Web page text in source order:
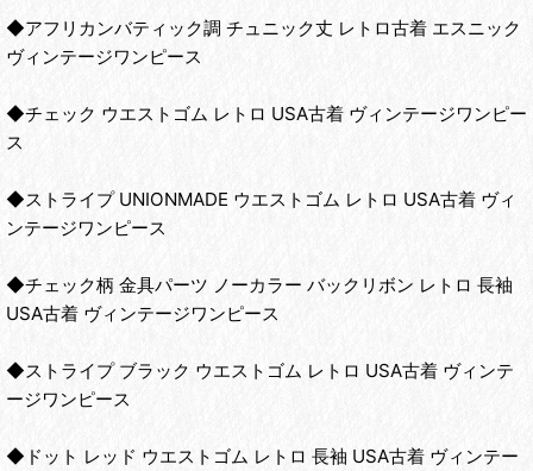
◆アフリカンバティック調 チュニック丈 レトロ古着 エスニック
ヴィンテージワンピース
◆チェック ウエストゴム レトロ USA古着 ヴィンテージワンピー
ス
◆ストライプ UNIONMADE ウエストゴム レトロ USA古着 ヴィ
ンテージワンピース
◆チェック柄 金具パーツ ノーカラー バックリボン レトロ 長袖
USA古着 ヴィンテージワンピース
◆ストライプ ブラック ウエストゴム レトロ USA古着 ヴィンテ
ージワンピース
◆ドット レッド ウエストゴム レトロ 長袖 USA古着 ヴィンテー